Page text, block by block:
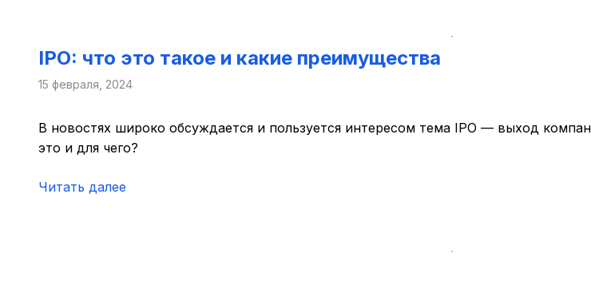
IPO: что это такое и какие преимущества
15 февраля, 2024
В новостях широко обсуждается и пользуется интересом тема IPO — выход
это и для чего?
Читать далее